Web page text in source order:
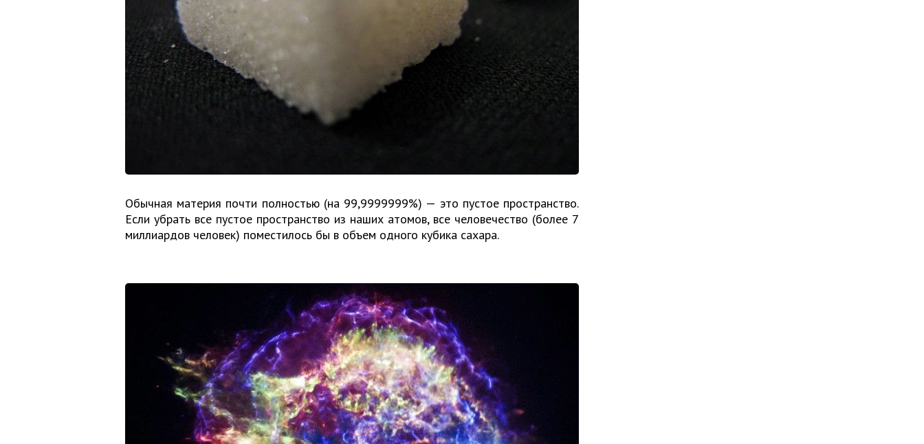
Обычная материя почти полностью (на 99,9999999%) — это пустое пространство.
Если убрать все пустое пространство из наших атомов, все человечество (более 7
миллиардов человек) поместилось бы в объем одного кубика сахара.